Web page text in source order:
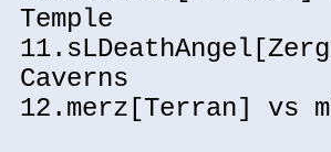
Temple
Caverns
12.merz[Terran] vs